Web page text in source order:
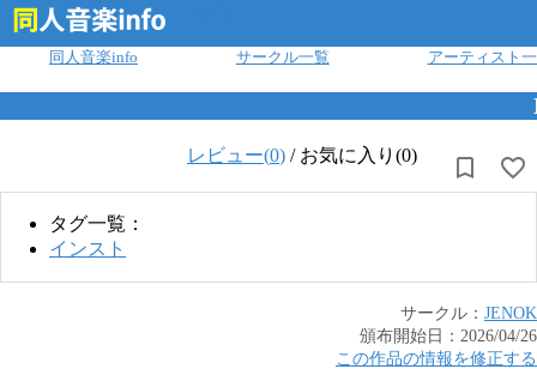
同人音楽info サークル一覧 アーティスト
レビュー(0) / お気に入り(0)
タグ一覧：
インスト
サークル： JENOK
頒布開始日： 2026/04/26
この作品の情報を修正する